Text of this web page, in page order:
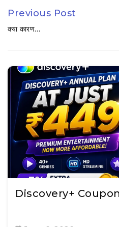
Previous Post
क्या कारण…
Discovery+